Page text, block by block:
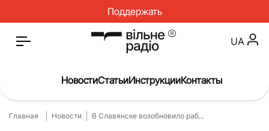
Поддержать
Главная
Новости
UA
НовостиСтатьиИнструкцииКонтакты
Главная Новости В Славянске возобновило раб...